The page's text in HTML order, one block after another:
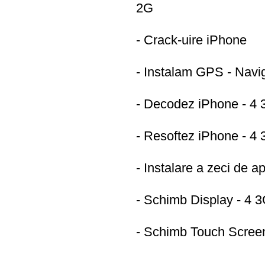
2G
- Crack-uire iPhone
- Instalam GPS -
- Decodez iPhone - 4
- Resoftez iPhone - 4
- Instalare a zeci de
- Schimb Display - 4
- Schimb Touch